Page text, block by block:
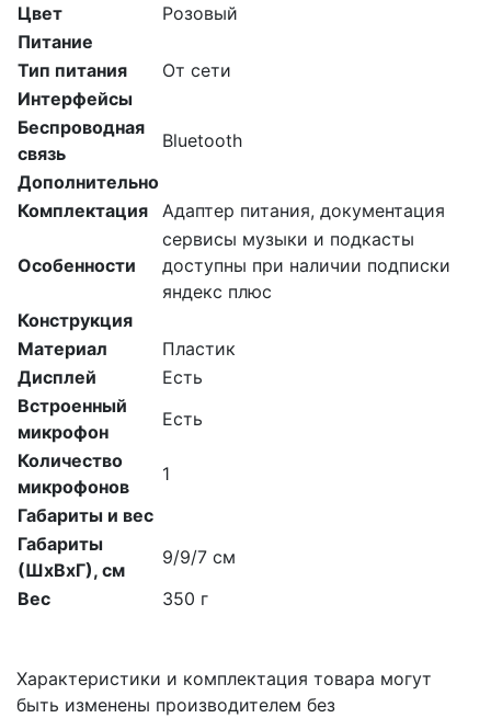
Цвет
Розовый
Питание
Тип питания
От сети
Интерфейсы
Беспроводная
связь
Bluetooth
Дополнительно
Комплектация
Адаптер питания, документация
Особенности
сервисы музыки и подкасты
доступны при наличии подписки
яндекс плюс
Конструкция
Материал
Пластик
Дисплей
Есть
Встроенный
микрофон
Есть
Количество
микрофонов
1
Габариты и вес
Габариты
(ШхВхГ), см
9/9/7 см
Вес
350 г
Характеристики и комплектация товара могут
быть изменены производителем без